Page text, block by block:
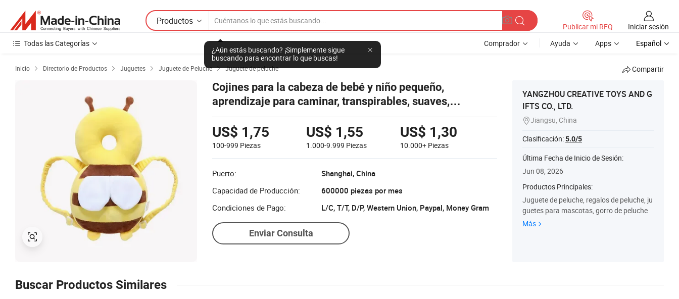
Productos
¿Aún estás buscando? ¡Simplemente sigue
buscando para encontrar lo que buscas!
Publicar mi RFQ
Iniciar sesión
Todas las Categorías
Comprador Ayuda Apps Español
Inicio  Directorio de Productos  Juguetes  Juguete de Peluche  Juguete de peluche Compartir
Cojines para la cabeza de bebé y niño pequeño,
aprendizaje para caminar, transpirables, suaves,
protección para la cabeza con forma de abeja para
prevenir caídas, juguete unisex 10 PCS
US$ 1,75
100-999 Piezas
US$ 1,55
1.000-9.999 Piezas
US$ 1,30
10.000+ Piezas
Puerto:
Shanghai, China
Capacidad de Producción:
600000 piezas por mes
Condiciones de Pago:
L/C, T/T, D/P, Western Union, Paypal, Money Gram
Enviar Consulta
YANGZHOU CREATIVE TOYS AND G
IFTS CO., LTD.
Jiangsu, China
Clasificación:5.0/5
Última Fecha de Inicio de Sesión:
Jun 08, 2026
Productos Principales:
Juguete de peluche, regalos de peluche, ju
guetes para mascotas, gorro de peluche
Más
Buscar Productos Similares